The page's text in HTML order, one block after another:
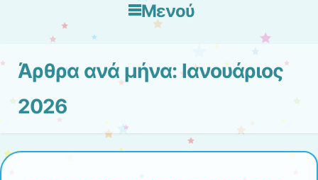
Μενού
Μετάβαση στο περιεχόμενο
Άρθρα ανά μήνα:Ιανουάριος
2026